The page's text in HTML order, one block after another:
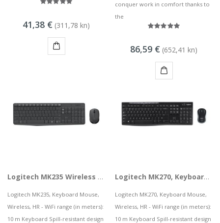
41,38 € (311,78 kn)
conquer work in comfort thanks to
the
86,59 € (652,41 kn)
Logitech MK235 Wireless Keyboard and Mouse Combo, HR
Logitech MK235, Keyboard Mouse,
Wireless, HR - WiFi range (in meters):
10 m Keyboard Spill-resistant design
Logitech MK270, Keyboard Mouse, Wireless, HR
Logitech MK270, Keyboard Mouse,
Wireless, HR - WiFi range (in meters):
10 m Keyboard Spill-resistant design